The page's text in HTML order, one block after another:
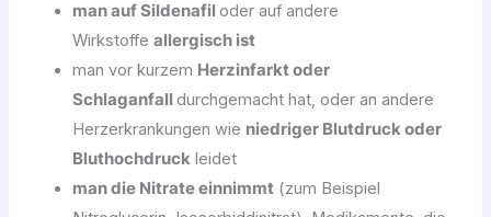
man auf Sildenafiloder auf andere
Wirkstoffeallergisch ist
man vor kurzem Herzinfarkt oder
Schlaganfalldurchgemacht hat, oder an andere
Herzerkrankungen wie niedriger Blutdruck oder
Bluthochdruck leidet
man die Nitrate einnimmt (zum Beispiel